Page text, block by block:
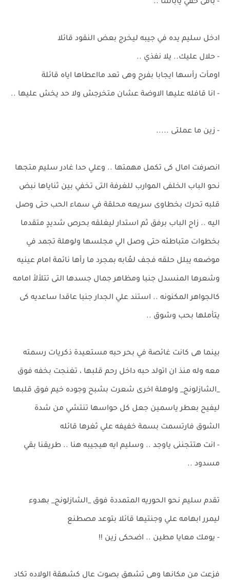
- باقى حقي ياباشا ..
ادخل سليم يده في جيبه ليخرج بعض النقود قائلا
- حلال عليك.. يلا نفذي ..
اومأت رأسها ايجابا بفرح وهى تعد مااعطاها اياه قائلة
- انا قافله عليها الاوضة عشان متخرجش ولا حد يخش عليها ..
- زين ما عملتى .....
انصرفت امال كى تكمل مهمتها .. وعلي حدا غادر سليم متجها
نحو الباب الخلفى الموارب للغرفة التى تخفي بين ثناياها نبض
قلبه تحرك بخطاوى سريعه محلقة في سماء الحب حتى وصل
اليه .. زاح الباب برفق ثم استدار ليغلقه بحرص شديدٍ متقدما
بخطوات متباطئه حتى وصل الي مجلسها ولوهلة تجمد في
موضعه يبلل حلقه فجف لعُابه بمجرد ما رأها نائمة امام عينيه
وشعرها المنسدل جنبا ومظاهر جمال جسدها التى تتلألأ امامه
كالجواهر المكنونه .. استند علي الجدار جنبا عاقدا ساعديه كى
يتأملها بحب وشوق ..
بينما هى كانت غائصة في بحر حبه مستعيدة ذكريات رسمته
معه وله منذ ان اتولد حبه داخل رحم قلبها ، تغنجت بخفه فوق
_الشازلونج_ ولوهلة اخرى شعرت بشبح وجوده خيم فوق قلبها
ليفيح بعطر ياسمين جعل كل حواسها تنتشي من شدة
الشوق فارتسمت بسمة خفيفه علي ثغرها قائله
- انت هتتجننى ياوجد .. وسليم ايه هيجيبه هنا .. طريقنا بقي
مسدود ..
تقدم سليم نحو الحوريه المتمددة فوق _الشازلونج_ بهدوء
ليمرر ابهامه علي وجنتيها قائلا بتوعد مصطنع
- يومك معايا مطين .. اضحكى زين !!
فزعت من مكانها وهى تشهق بصوت عال كشهقة الولاده تكاد